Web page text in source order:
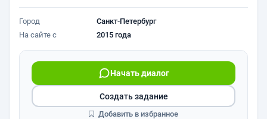
Город
Санкт-Петербург
На сайте с
2015 года
Начать диалог
Создать задание
Добавить в избранное